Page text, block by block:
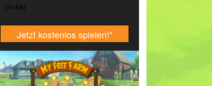
Jetzt kostenlos spielen!*